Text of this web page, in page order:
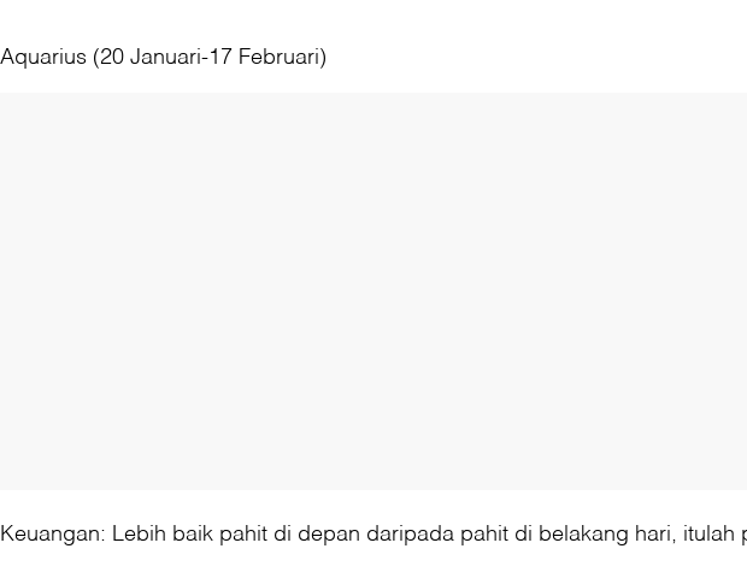
Aquarius (20 Januari-17 Februari)
Keuangan: Lebih baik pahit di depan daripada pahit di belakang hari,